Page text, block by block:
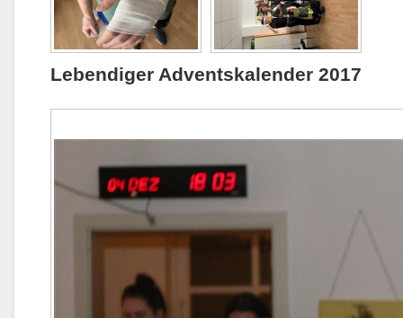
Lebendiger Adventskalender 2017